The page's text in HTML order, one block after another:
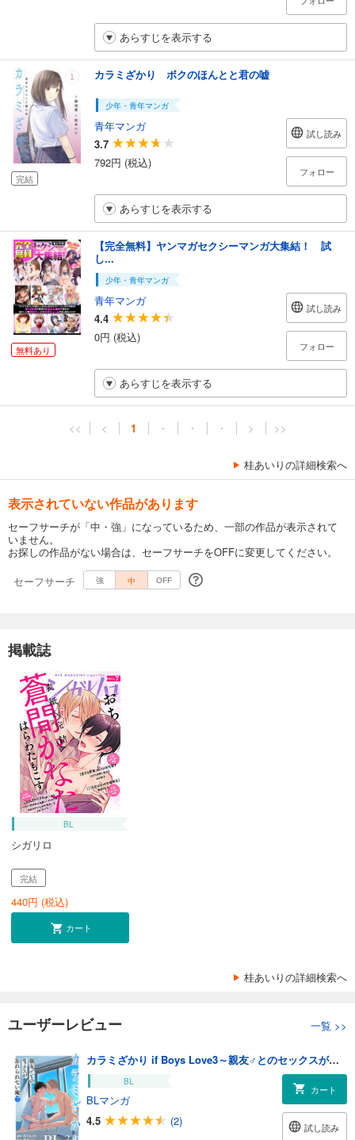
あらすじを表示する
完結
カラミざかり ボクのほんとと君の嘘
少年・青年マンガ
青年マンガ
3.7
792円 (税込)
試し読み
フォロー
あらすじを表示する
無料あり
【完全無料】ヤンマガセクシーマンガ大集結！ 試
し...
少年・青年マンガ
青年マンガ
4.4
0円 (税込)
試し読み
フォロー
あらすじを表示する
<< < 1 ・ ・ ・ > >>
桂あいりの詳細検索へ
表示されていない作品があります
セーフサーチが「中・強」になっているため、一部の作品が表示されて
いません。
お探しの作品がない場合は、セーフサーチをOFFに変更してください。
セーフサーチ
強 中 OFF
掲載誌
BL
シガリロ
完結
440円 (税込)
カート
桂あいりの詳細検索へ
ユーザーレビュー 一覧 >>
カラミざかり if Boys Love3～親友♂とのセックスが忘れられない俺～（7）
BL
BLマンガ
4.5
(2)
カート
試し読み